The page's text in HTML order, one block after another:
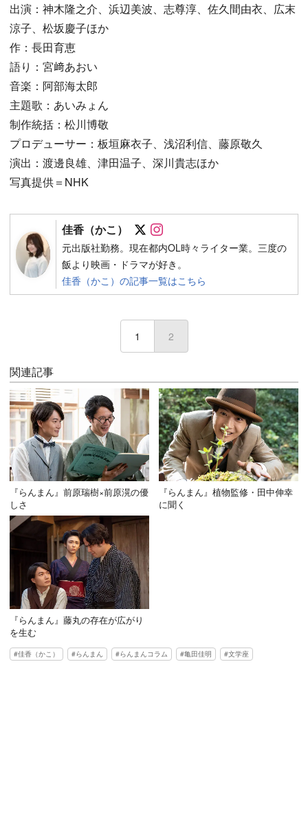
出演：神木隆之介、浜辺美波、志尊淳、佐久間由衣、広末
涼子、松坂慶子ほか
作：長田育恵
語り：宮﨑あおい
音楽：阿部海太郎
主題歌：あいみょん
制作統括：松川博敬
プロデューサー：板垣麻衣子、浅沼利信、藤原敬久
演出：渡邊良雄、津田温子、深川貴志ほか
写真提供＝NHK
佳香（かこ） Follow on SNS
元出版社勤務。現在都内OL時々ライター業。三度の
飯より映画・ドラマが好き。
佳香（かこ）の記事一覧はこちら
1 2
関連記事
『らんまん』前原瑞樹×前原滉の優
しさ
『らんまん』植物監修・田中伸幸
に聞く
『らんまん』藤丸の存在が広がり
を生む
佳香（かこ） らんまん らんまんコラム 亀田佳明 文学座